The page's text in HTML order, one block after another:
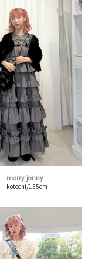
merry jenny
kotochi/155cm